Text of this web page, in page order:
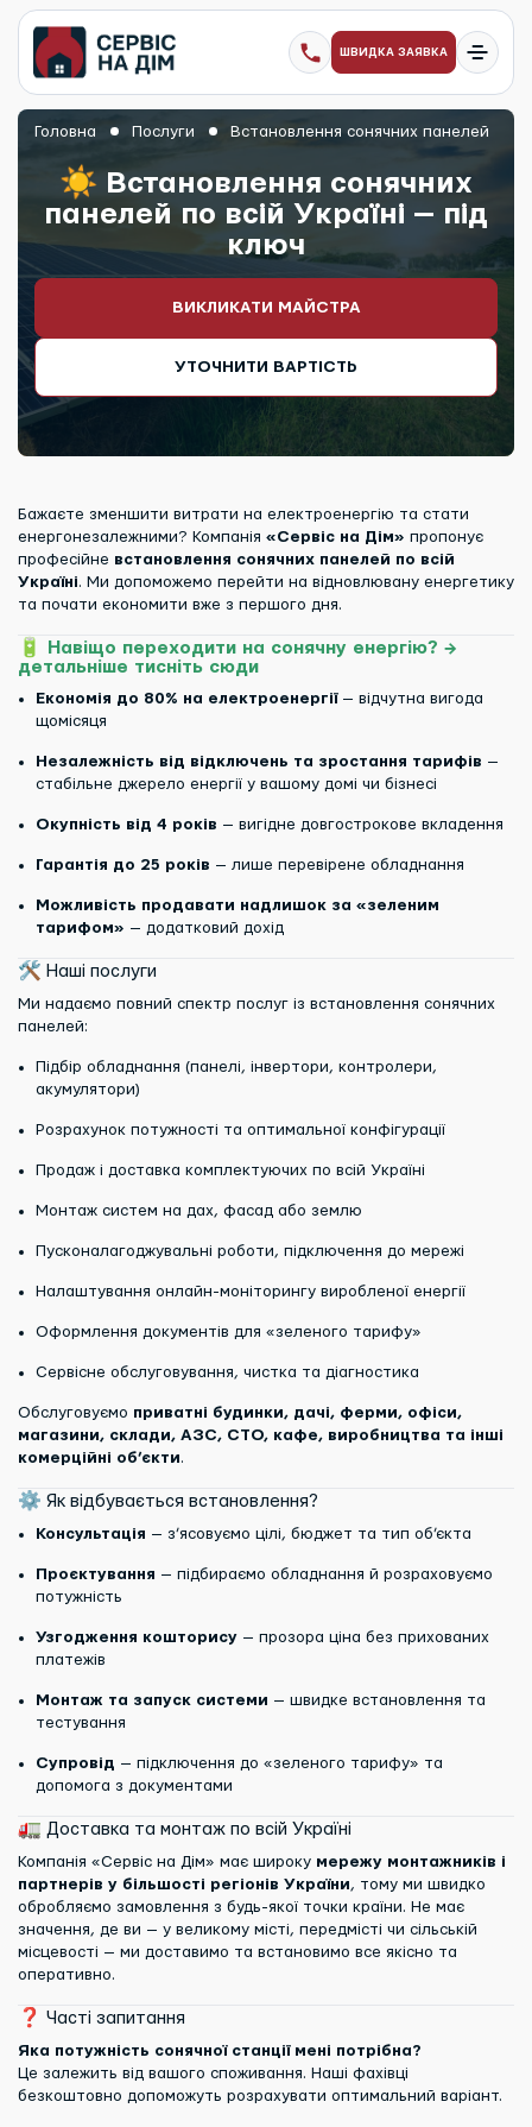
ШВИДКА ЗАЯВКА
Головна Послуги Встановлення сонячних панелей
☀ Встановлення сонячних
панелей по всій Україні — під
ключ
ВИКЛИКАТИ МАЙСТРА
УТОЧНИТИ ВАРТІСТЬ
Бажаєте зменшити витрати на електроенергію та стати
енергонезалежними? Компанія «Сервіс на Дім» пропонує
професійне встановлення сонячних панелей по всій
Україні. Ми допоможемо перейти на відновлювану енергетику
та почати економити вже з першого дня.
🔋
Навіщо переходити на сонячну енергію? →
детальніше тисніть сюди
Економія до 80% на електроенергії— відчутна вигода
щомісяця
Незалежність від відключень та зростання тарифів —
стабільне джерело енергії у вашому домі чи бізнесі
Окупність від 4 років — вигідне довгострокове вкладення
Гарантія до 25 років — лише перевірене обладнання
Можливість продавати надлишок за «зеленим
тарифом» — додатковий дохід
🛠 Наші послуги
Ми надаємо повний спектр послуг із встановлення сонячних
панелей:
Підбір обладнання (панелі, інвертори, контролери,
акумулятори)
Розрахунок потужності та оптимальної конфігурації
Продаж і доставка комплектуючих по всій Україні
Монтаж систем на дах, фасад або землю
Пусконалагоджувальні роботи, підключення до мережі
Налаштування онлайн-моніторингу виробленої енергії
Оформлення документів для «зеленого тарифу»
Сервісне обслуговування, чистка та діагностика
Обслуговуємо приватні будинки, дачі, ферми, офіси,
магазини, склади, АЗС, СТО, кафе, виробництва та інші
комерційні об’єкти.
⚙ Як відбувається встановлення?
Консультація — з’ясовуємо цілі, бюджет та тип об’єкта
Проєктування — підбираємо обладнання й розраховуємо
потужність
Узгодження кошторису — прозора ціна без прихованих
платежів
Монтаж та запуск системи — швидке встановлення та
тестування
Супровід — підключення до «зеленого тарифу» та
допомога з документами
🚛 Доставка та монтаж по всій Україні
Компанія «Сервіс на Дім» має широку мережу монтажників і
партнерів у більшості регіонів України, тому ми швидко
обробляємо замовлення з будь-якої точки країни. Не має
значення, де ви — у великому місті, передмісті чи сільській
місцевості — ми доставимо та встановимо все якісно та
оперативно.
❓ Часті запитання
Яка потужність сонячної станції мені потрібна?
Це залежить від вашого споживання. Наші фахівці
безкоштовно допоможуть розрахувати оптимальний варіант.